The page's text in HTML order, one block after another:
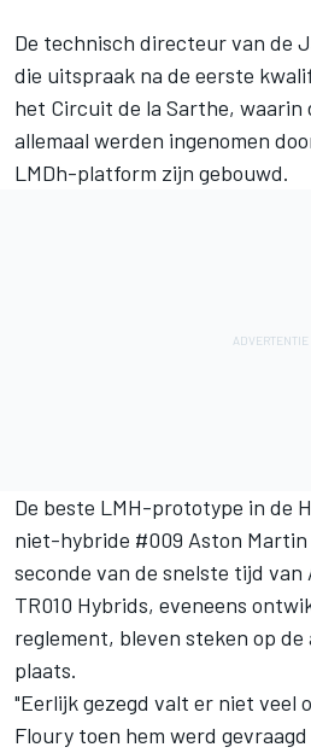
De technisch directeur van de
die uitspraak na de eerste
het Circuit de la Sarthe, waarin
allemaal werden ingenomen
LMDh-platform zijn gebouwd.
De beste LMH-prototype in de
niet-hybride #009 Aston Martin
seconde van de snelste tijd van
TR010 Hybrids, eveneens
reglement, bleven steken op
plaats.
"Eerlijk gezegd valt er niet veel
Floury toen hem werd